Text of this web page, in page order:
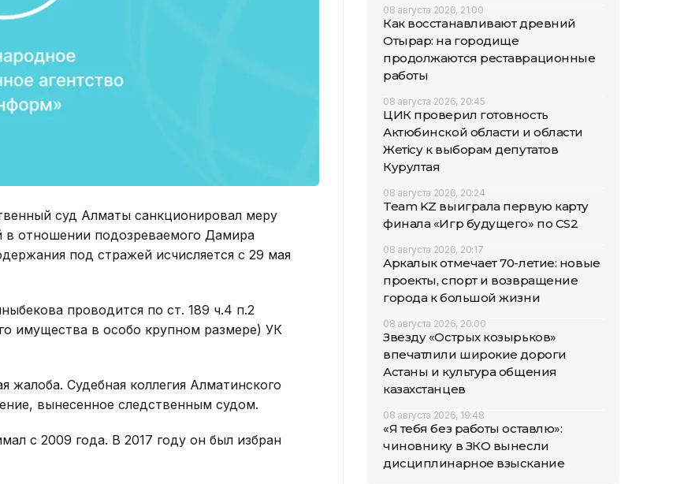
суд Алматы санкционировал меру
в отношении подозреваемого Дамира
под стражей исчисляется с 29 мая
проводится по ст. 189 ч.4 п.2
имущества в особо крупном размере) УК
жалоба. Судебная коллегия Алматинского
вынесенное следственным судом.
с 2009 года. В 2017 году он был избран
08 августа 2026, 21:00
Как восстанавливают древний
Отырар: на городище
продолжаются реставрационные
работы
08 августа 2026, 20:45
ЦИК проверил готовность
Актюбинской области и области
Жетісу к выборам депутатов
Курултая
08 августа 2026, 20:24
Team KZ выиграла первую карту
финала «Игр будущего» по CS2
08 августа 2026, 20:17
Аркалык отмечает 70-летие: новые
проекты, спорт и возвращение
города к большой жизни
08 августа 2026, 20:00
Звезду «Острых козырьков»
впечатлили широкие дороги
Астаны и культура общения
казахстанцев
08 августа 2026, 19:48
«Я тебя без работы оставлю»:
чиновнику в ЗКО вынесли
дисциплинарное взыскание